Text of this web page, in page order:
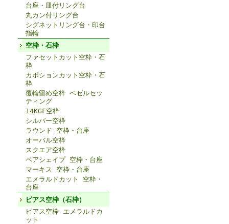
台座・皿付リング台
丸カン付リング台
シグネットリング台・印台
指輪
空枠・石枠
ファセットカット空枠・石
枠
カボションカット空枠・石
枠
覆輪留め空枠 ベゼルセッ
ティング
14KGF空枠
シルバー空枠
ラウンド 空枠・台座
オーバル空枠
スクエア空枠
ペアシェイプ 空枠・台座
マーキス 空枠・台座
エメラルドカット 空枠・
台座
ピアス空枠（石枠）
ピアス空枠 エメラルドカ
ット